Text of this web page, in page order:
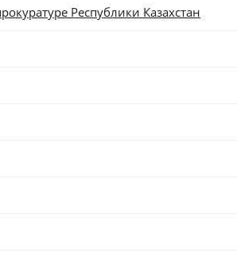
Республики Казахстан